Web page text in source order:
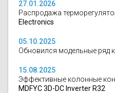
27.01.2026
Распродажа
Electronics
05.10.2025
Обновился модельные ряд
15.08.2025
Эффективные колонные
MDFYC 3D-DC Inverter R32